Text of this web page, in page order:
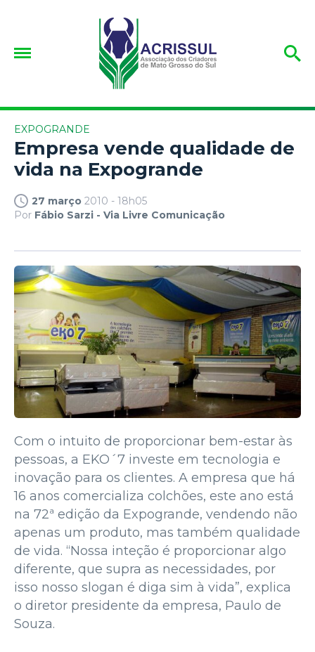
EXPOGRANDE
Empresa vende qualidade de
vida na Expogrande
27 março 2010 - 18h05
Por Fábio Sarzi - Via Livre Comunicação
Com o intuito de proporcionar bem-estar às
pessoas, a EKO´7 investe em tecnologia e
inovação para os clientes. A empresa que há
16 anos comercializa colchões, este ano está
na 72ª edição da Expogrande, vendendo não
apenas um produto, mas também qualidade
de vida. “Nossa inteção é proporcionar algo
diferente, que supra as necessidades, por
isso nosso slogan é diga sim à vida”, explica
o diretor presidente da empresa, Paulo de
Souza.